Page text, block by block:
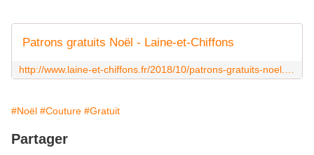
Patrons gratuits Noël - Laine-et-Chiffons
#Noël #Couture #Gratuit
Partager